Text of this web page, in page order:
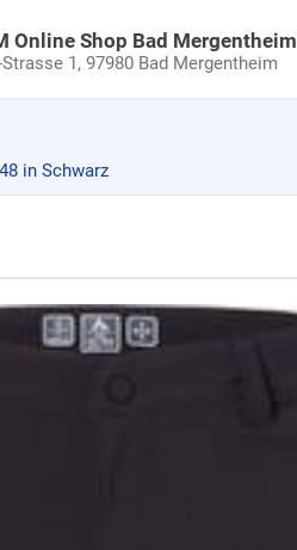
Online Shop Bad Mergentheim
1,97980 Bad Mergentheim
in Schwarz